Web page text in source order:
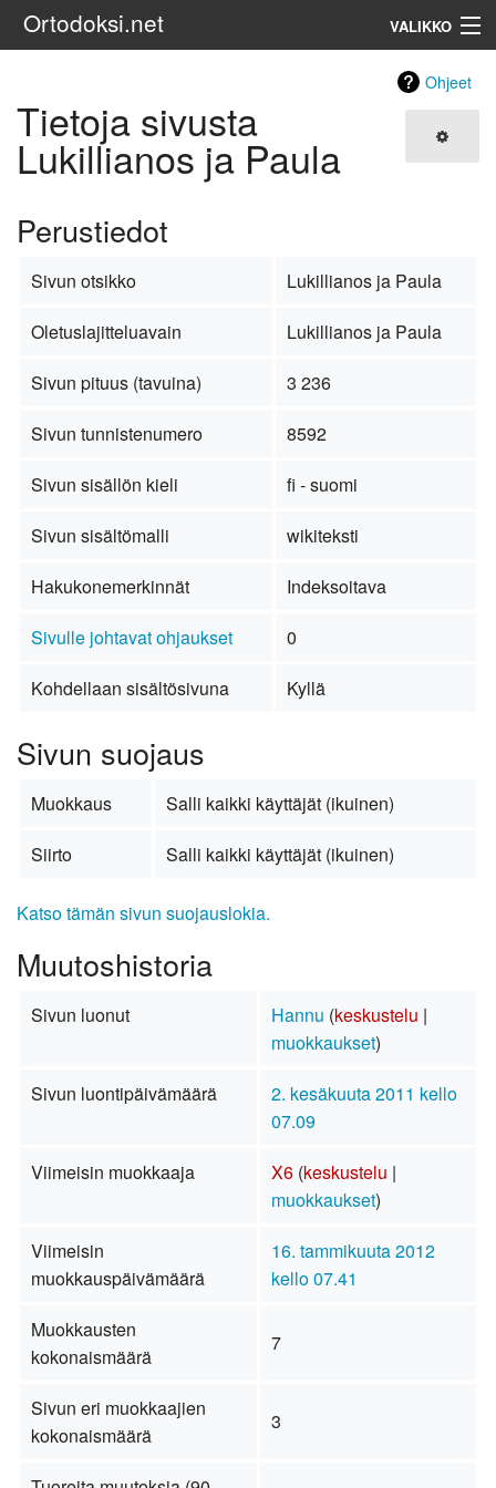
Ortodoksi.net VALIKKO
Haku
Ohjeet
Tietoja sivusta
Lukillianos ja Paula
Perustiedot
Sivun otsikko
Lukillianos ja Paula
Oletuslajitteluavain
Lukillianos ja Paula
Sivun pituus (tavuina)
3 236
Sivun tunnistenumero
8592
Sivun sisällön kieli
fi - suomi
Sivun sisältömalli
wikiteksti
Hakukonemerkinnät
Indeksoitava
Sivulle johtavat ohjaukset
0
Kohdellaan sisältösivuna
Kyllä
Sivun suojaus
Muokkaus
Salli kaikki käyttäjät (ikuinen)
Siirto
Salli kaikki käyttäjät (ikuinen)
Katso tämän sivun suojauslokia.
Muutoshistoria
Sivun luonut Hannu (keskustelu |
muokkaukset)
Sivun luontipäivämäärä
2. kesäkuuta 2011 kello
07.09
Viimeisin muokkaaja
X6 (keskustelu |
muokkaukset)
Viimeisin
muokkauspäivämäärä
16. tammikuuta 2012
kello 07.41
Muokkausten
kokonaismäärä
7
Sivun eri muokkaajien
kokonaismäärä
3